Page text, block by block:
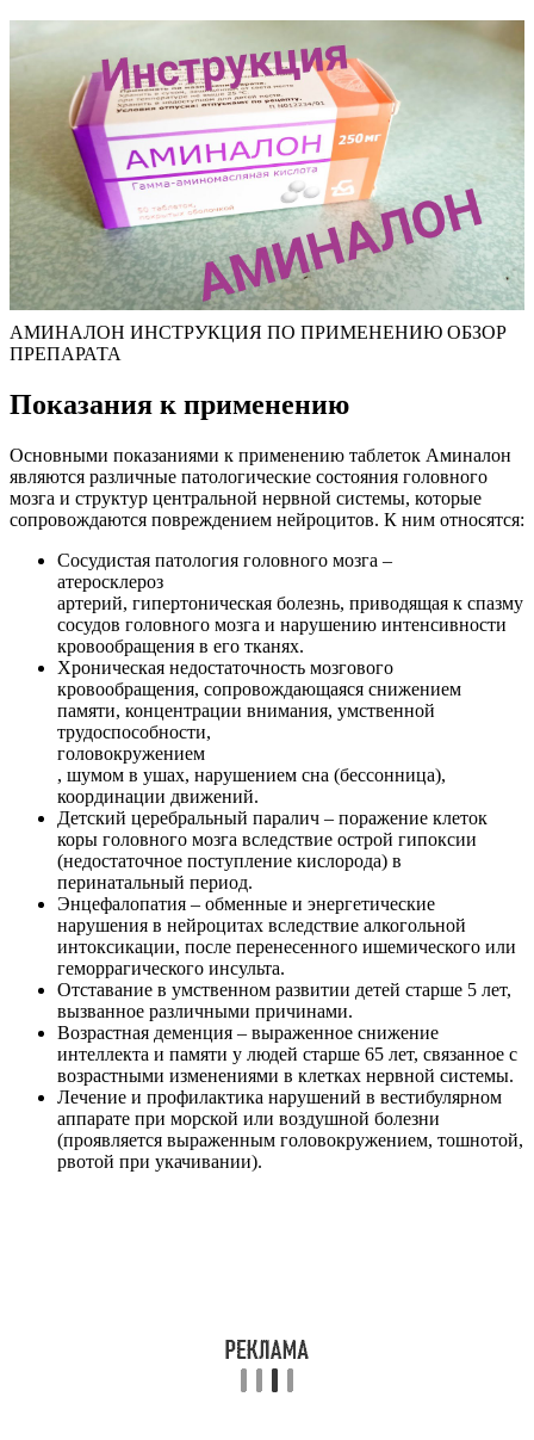
АМИНАЛОН ИНСТРУКЦИЯ ПО ПРИМЕНЕНИЮ ОБЗОР
ПРЕПАРАТА
Показания к применению
Основными показаниями к применению таблеток Аминалон
являются различные патологические состояния головного
мозга и структур центральной нервной системы, которые
сопровождаются повреждением нейроцитов. К ним относятся:
Сосудистая патология головного мозга –
атеросклероз
артерий, гипертоническая болезнь, приводящая к спазму
сосудов головного мозга и нарушению интенсивности
кровообращения в его тканях.
Хроническая недостаточность мозгового
кровообращения, сопровождающаяся снижением
памяти, концентрации внимания, умственной
трудоспособности,
головокружением
, шумом в ушах, нарушением сна (бессонница),
координации движений.
Детский церебральный паралич – поражение клеток
коры головного мозга вследствие острой гипоксии
(недостаточное поступление кислорода) в
перинатальный период.
Энцефалопатия – обменные и энергетические
нарушения в нейроцитах вследствие алкогольной
интоксикации, после перенесенного ишемического или
геморрагического инсульта.
Отставание в умственном развитии детей старше 5 лет,
вызванное различными причинами.
Возрастная деменция – выраженное снижение
интеллекта и памяти у людей старше 65 лет, связанное с
возрастными изменениями в клетках нервной системы.
Лечение и профилактика нарушений в вестибулярном
аппарате при морской или воздушной болезни
(проявляется выраженным головокружением, тошнотой,
рвотой при укачивании).